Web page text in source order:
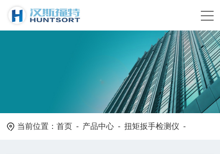
当前位置：首页 - 产品中心 -扭矩扳手检测仪 -